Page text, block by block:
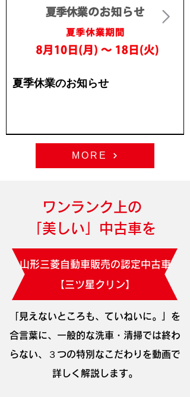
夏季休業のお知らせ
MORE
ワンランク上の
「美しい」中古車を
山形三菱自動車販売の認定中古車
【三ツ星クリン】
「見えないところも、ていねいに。」を
合言葉に、一般的な洗車・清掃では終わ
らない、３つの特別なこだわりを動画で
詳しく解説します。